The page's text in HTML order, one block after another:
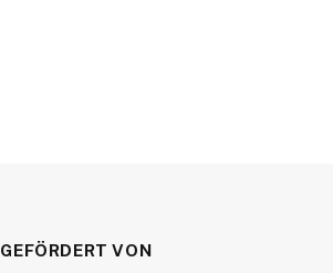
GEFÖRDERT VON